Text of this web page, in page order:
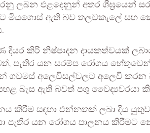
ලබන එළදෙනුන් අතර ශීඝ්‍රයෙන්
මියගොස් ඇති බව තලවකැලේ සහ
කිරි නිෂ්පාදන දායකත්වයක්
පැතිර යන සරම්ප රෝගය
ගවමස් අලෙවිසල්වලට අලෙවි කරන
බැස ඇති බවත් පශු වෛද්‍යවරයා
කිරීම සඳහා එන්නතක් ලබා දිය
පැතිර යන රෝගය පාලනය කිරීමට